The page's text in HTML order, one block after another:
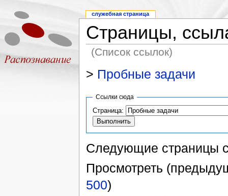
Страницы,
(Список ссылок)
> Пробные задачи
Ссылки сюда
Страница:
Следующие страницы
Просмотреть
500)
служебная страница